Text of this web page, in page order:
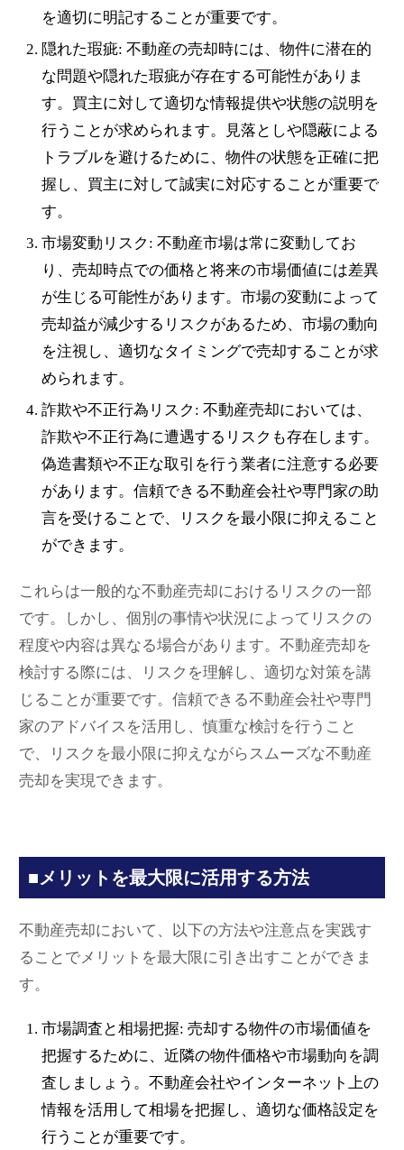
を適切に明記することが重要です。
隠れた瑕疵: 不動産の売却時には、物件に潜在的
な問題や隠れた瑕疵が存在する可能性がありま
す。買主に対して適切な情報提供や状態の説明を
行うことが求められます。見落としや隠蔽による
トラブルを避けるために、物件の状態を正確に把
握し、買主に対して誠実に対応することが重要で
す。
市場変動リスク: 不動産市場は常に変動してお
り、売却時点での価格と将来の市場価値には差異
が生じる可能性があります。市場の変動によって
売却益が減少するリスクがあるため、市場の動向
を注視し、適切なタイミングで売却することが求
められます。
詐欺や不正行為リスク: 不動産売却においては、
詐欺や不正行為に遭遇するリスクも存在します。
偽造書類や不正な取引を行う業者に注意する必要
があります。信頼できる不動産会社や専門家の助
言を受けることで、リスクを最小限に抑えること
ができます。
これらは一般的な不動産売却におけるリスクの一部
です。しかし、個別の事情や状況によってリスクの
程度や内容は異なる場合があります。不動産売却を
検討する際には、リスクを理解し、適切な対策を講
じることが重要です。信頼できる不動産会社や専門
家のアドバイスを活用し、慎重な検討を行うこと
で、リスクを最小限に抑えながらスムーズな不動産
売却を実現できます。
■メリットを最大限に活用する方法
不動産売却において、以下の方法や注意点を実践す
ることでメリットを最大限に引き出すことができま
す。
市場調査と相場把握: 売却する物件の市場価値を
把握するために、近隣の物件価格や市場動向を調
査しましょう。不動産会社やインターネット上の
情報を活用して相場を把握し、適切な価格設定を
行うことが重要です。